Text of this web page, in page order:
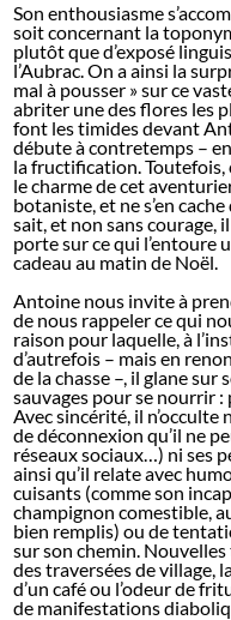
Son enthousiasme
soit concernant la
plutôt que d’exposé
l’Aubrac. On a ainsi la
mal à pousser » sur ce
abriter une des flores les
font les timides devant
débute à contretemps –
la fructification. Toutefois,
le charme de cet
botaniste, et ne s’en
sait, et non sans courage,
porte sur ce qui l’entoure
cadeau au matin de Noël.
Antoine nous invite à
de nous rappeler ce qui
raison pour laquelle, à
d’autrefois – mais en
de la chasse –, il glane
sauvages pour se nourrir
Avec sincérité, il
de déconnexion qu’il ne
réseaux sociaux…) ni ses
ainsi qu’il relate avec
cuisants (comme son
champignon comestible,
bien remplis) ou de
sur son chemin.
des traversées de village,
d’un café ou l’odeur de
de manifestations